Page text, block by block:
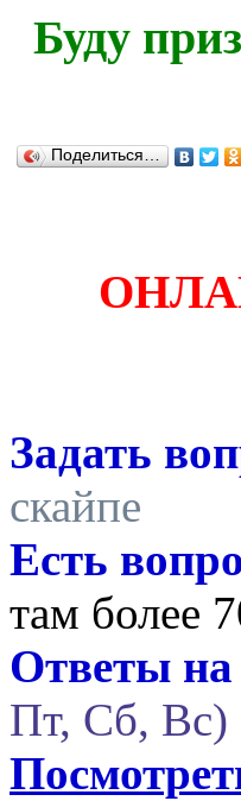
Буду
Поделиться…
Задать
скайпе
Есть
там более
Ответы
Пт, Сб, Вс)